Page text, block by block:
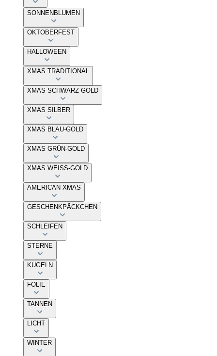
SONNENBLUMEN
OKTOBERFEST
HALLOWEEN
XMAS TRADITIONAL
XMAS SCHWARZ-GOLD
XMAS SILBER
XMAS BLAU-GOLD
XMAS GRÜN-GOLD
XMAS WEISS-GOLD
AMERICAN XMAS
GESCHENKPÄCKCHEN
SCHLEIFEN
STERNE
KUGELN
FOLIE
TANNEN
LICHT
WINTER